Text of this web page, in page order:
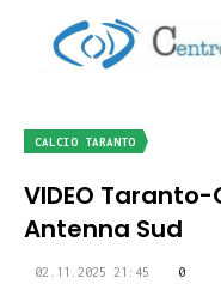
CALCIO TARANTO
VIDEO
Antenna Sud
02.11.2025 21:45 0